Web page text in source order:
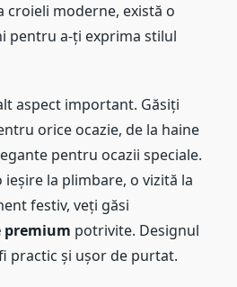
croieli moderne, există o
pentru a-ți exprima stilul
aspect important. Găsiți
orice ocazie, de la haine
pentru ocazii speciale.
ieșire la plimbare, o vizită la
festiv, veți găsi
potrivite. Designul
practic și ușor de purtat.